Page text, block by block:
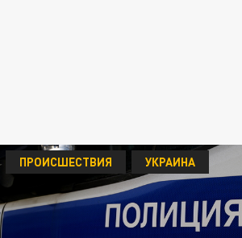
ПРОИСШЕСТВИЯ УКРАИНА